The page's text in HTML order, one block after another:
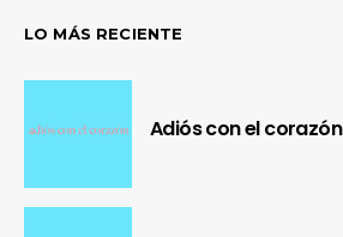
LO MÁS RECIENTE
Adiós con el corazón